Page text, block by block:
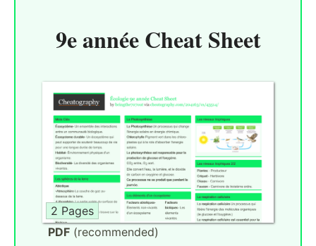
9e année Cheat Sheet
2 Pages
PDF (recommended)